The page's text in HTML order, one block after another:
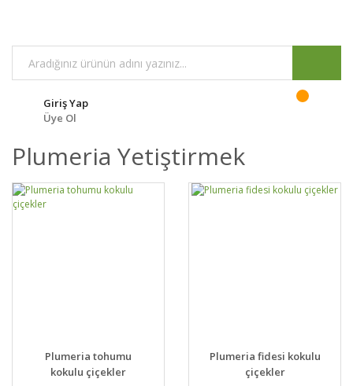
Giriş Yap
Üye Ol
Plumeria Yetiştirmek
DETAYLAR
VER
Plumeria tohumu
kokulu çiçekler
DETAYLAR
VER
Plumeria fidesi kokulu
çiçekler